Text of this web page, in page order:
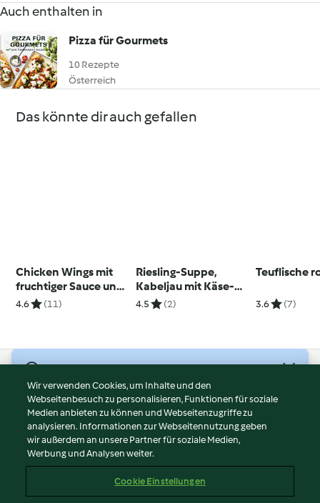
Auch enthalten in
Pizza für Gourmets
10 Rezepte
Österreich
Das könnte dir auch gefallen
Chicken Wings mit
fruchtiger Sauce und
Gemüse
4.6 (11)
Riesling-Suppe,
Kabeljau mit Käse-
Kruste, Gemüse und
4.5 (2)
Teuflische
3.6 (7)
Nutzungsbedingungen
Datenschutzrichtlinien
Disclaimer
Impressum
Inhalt melden
Wir verwenden Cookies, um Inhalte und den
Webseitenbesuch zu personalisieren, Funktionen für soziale
Medien anbieten zu können und Webseitenzugriffe zu
analysieren. Informationen zur Webseitennutzung geben
wir außerdem an unsere Partner für soziale Medien,
Werbung und Analysen weiter.
Cookie Einstellungen